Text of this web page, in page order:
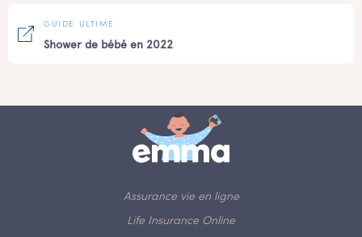
GUIDE ULTIME
Shower de bébé en 2022
Assurance vie en ligne
Life Insurance Online